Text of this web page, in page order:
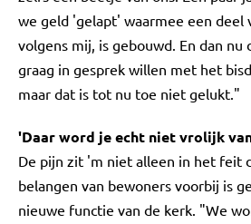
we geld 'gelapt' waarmee een deel
volgens mij, is gebouwd. En dan nu
graag in gesprek willen met het
maar dat is tot nu toe niet gelukt."
'Daar word je echt niet vrolijk
De pijn zit 'm niet alleen in het feit
belangen van bewoners voorbij is
nieuwe functie van de kerk. "We